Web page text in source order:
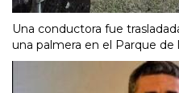
Una conductora fue
una palmera en el Parque de